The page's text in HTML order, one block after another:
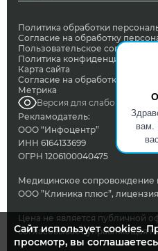
вам.
Политика обработки
Согласие на обработку
Пользовательское соглашение
Политика конфиденциальности
Карта сайта
Согласие на обработку ПД с
Метрика
Версия для слабовидящих
Рекламодатель:
ООО “Инфоцентр”
ИНН 6164133699
ОГРН 1206100040475
Медицинское сопровождение
ООО ”Клиника плюс”,
Цена не является публичной
согласовывает управляющая
Сайт использует cookies.
просмотр, вы